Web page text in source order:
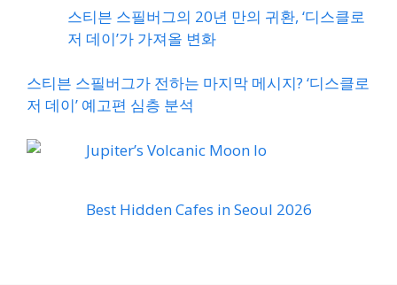
스티븐 스필버그의 20년 만의 귀환, ‘디스클로
저 데이’가 가져올 변화
스티븐 스필버그가 전하는 마지막 메시지? ‘디스클로
저 데이’ 예고편 심층 분석
Jupiter’s Volcanic Moon Io
Best Hidden Cafes in Seoul 2026